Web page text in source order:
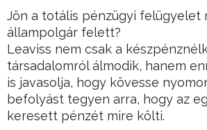
Jön a totális pénzügyi felügyelet
állampolgár felett?
Leaviss nem csak a
társadalomról álmodik, hanem
is javasolja, hogy kövesse
befolyást tegyen arra, hogy az
keresett pénzét mire költi.